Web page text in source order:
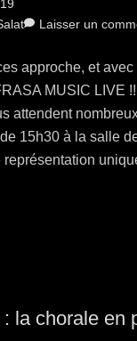
Laisser un
approche, et
MUSIC LIVE
attendent
15h30 à la salle
représentation
la chorale en